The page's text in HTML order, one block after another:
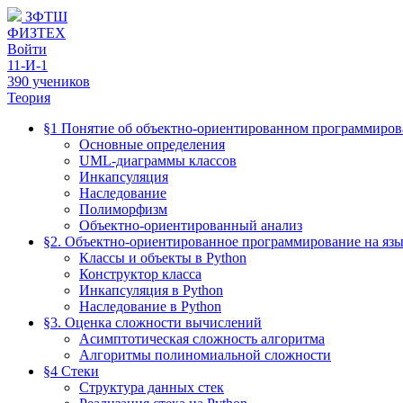
ЗФТШ
ФИЗТЕХ
Войти
11-И-1
390 учеников
Теория
§1 Понятие об объектно-ориентированном
Основные определения
UML-диаграммы классов
Инкапсуляция
Наследование
Полиморфизм
Объектно-ориентированный анализ
§2. Объектно-ориентированное программирование на
Классы и объекты в Python
Конструктор класса
Инкапсуляция в Python
Наследование в Python
§3. Оценка сложности вычислений
Асимптотическая сложность алгоритма
Алгоритмы полиномиальной сложности
§4 Стеки
Структура данных стек